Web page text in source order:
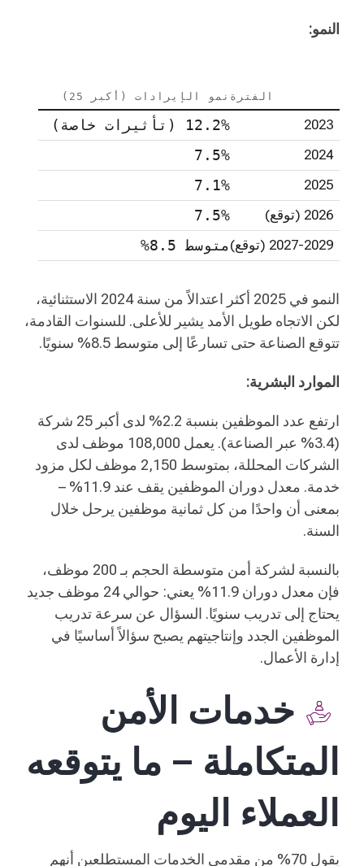
النمو:
الفترة نمو الإيرادات (أكبر 25)
2023 12.2% (تأثيرات خاصة)
2024
7.5%
2025
7.1%
2026 (توقع) 7.5%
2027-2029 (توقع) متوسط 8.5%
النمو في 2025 أكثر اعتدالاً من سنة 2024 الاستثنائية،
لكن الاتجاه طويل الأمد يشير للأعلى. للسنوات القادمة،
تتوقع الصناعة حتى تسارعًا إلى متوسط 8.5% سنويًا.
الموارد البشرية:
ارتفع عدد الموظفين بنسبة 2.2% لدى أكبر 25 شركة
(3.4% عبر الصناعة). يعمل 108,000 موظف لدى
الشركات المحللة، بمتوسط 2,150 موظف لكل مزود
خدمة. معدل دوران الموظفين يقف عند 11.9% –
بمعنى أن واحدًا من كل ثمانية موظفين يرحل خلال
السنة.
بالنسبة لشركة أمن متوسطة الحجم بـ 200 موظف،
فإن معدل دوران 11.9% يعني: حوالي 24 موظف جديد
يحتاج إلى تدريب سنويًا. السؤال عن سرعة تدريب
الموظفين الجدد وإنتاجيتهم يصبح سؤالاً أساسيًا في
إدارة الأعمال.
خدمات الأمن
المتكاملة – ما يتوقعه
العملاء اليوم
يقول 70% من مقدمي الخدمات المستطلعين أنهم